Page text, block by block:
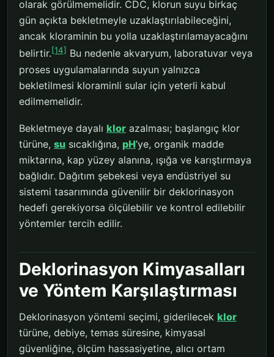
olarak görülmemelidir. CDC, klorun suyu birkaç
gün açıkta bekletmeyle uzaklaştırılabileceğini,
ancak kloraminin bu yolla uzaklaştırılamayacağını
belirtir.[14] Bu nedenle akvaryum, laboratuvar veya
proses uygulamalarında suyun yalnızca
bekletilmesi kloraminli sular için yeterli kabul
edilmemelidir.
Bekletmeye dayalı klor azalması; başlangıç klor
türüne, su sıcaklığına, pH’ye, organik madde
miktarına, kap yüzey alanına, ışığa ve karıştırmaya
bağlıdır. Dağıtım şebekesi veya endüstriyel su
sistemi tasarımında güvenilir bir deklorinasyon
hedefi gerekiyorsa ölçülebilir ve kontrol edilebilir
yöntemler tercih edilir.
Deklorinasyon Kimyasalları
ve Yöntem Karşılaştırması
Deklorinasyon yöntemi seçimi, giderilecek klor
türüne, debiye, temas süresine, kimyasal
güvenliğine, ölçüm hassasiyetine, alıcı ortam